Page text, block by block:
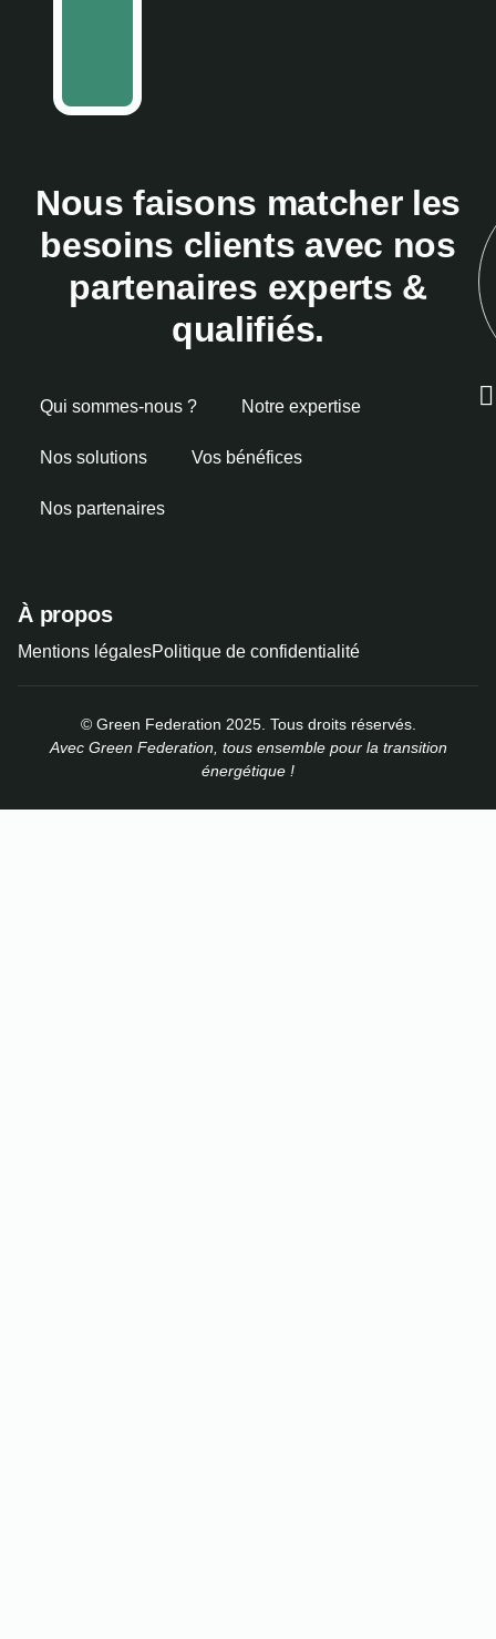
Nous faisons matcher les
besoins clients avec nos
partenaires experts &
qualifiés.
Qui sommes-nous ? Notre expertise
Nos solutions Vos bénéfices
Nos partenaires
À propos
Mentions légalesPolitique de confidentialité
© Green Federation 2025. Tous droits réservés.
Avec Green Federation, tous ensemble pour la transition
énergétique !